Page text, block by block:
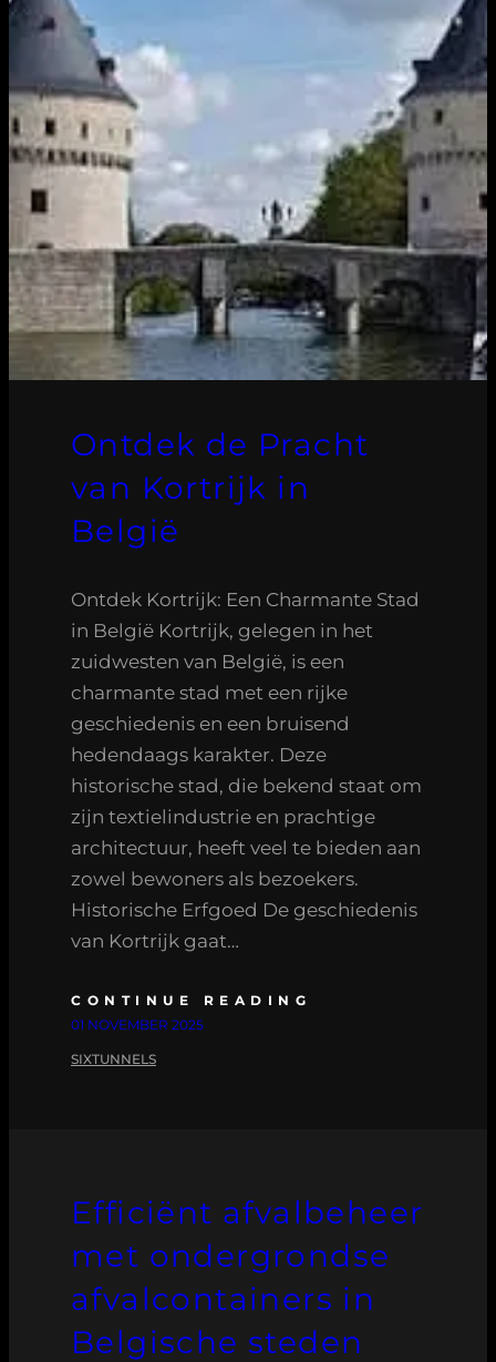
Ontdek de Pracht
van Kortrijk in
België
Ontdek Kortrijk: Een Charmante Stad
in België Kortrijk, gelegen in het
zuidwesten van België, is een
charmante stad met een rijke
geschiedenis en een bruisend
hedendaags karakter. Deze
historische stad, die bekend staat om
zijn textielindustrie en prachtige
architectuur, heeft veel te bieden aan
zowel bewoners als bezoekers.
Historische Erfgoed De geschiedenis
van Kortrijk gaat…
CONTINUE READING
01 NOVEMBER 2025
SIXTUNNELS
Efficiënt afvalbeheer
met ondergrondse
afvalcontainers in
Belgische steden